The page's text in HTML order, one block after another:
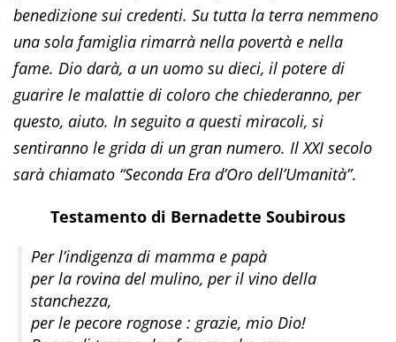
benedizione sui credenti. Su tutta la terra nemmeno
una sola famiglia rimarrà nella povertà e nella
fame. Dio darà, a un uomo su dieci, il potere di
guarire le malattie di coloro che chiederanno, per
questo, aiuto. In seguito a questi miracoli, si
sentiranno le grida di un gran numero. Il XXI secolo
sarà chiamato “Seconda Era d’Oro dell’Umanità”.
Testamento di Bernadette Soubirous
Per l’indigenza di mamma e papà
per la rovina del mulino, per il vino della
stanchezza,
per le pecore rognose : grazie, mio Dio!